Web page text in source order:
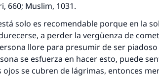
660; Muslim, 1031.
solo es recomendable porque en la
a perder la vergüenza de
llore para presumir de ser piadoso
se esfuerza en hacer esto, puede
ojos se cubren de lágrimas, entonces
no. 110845 salvó un
la Q hasta la A, su contribución